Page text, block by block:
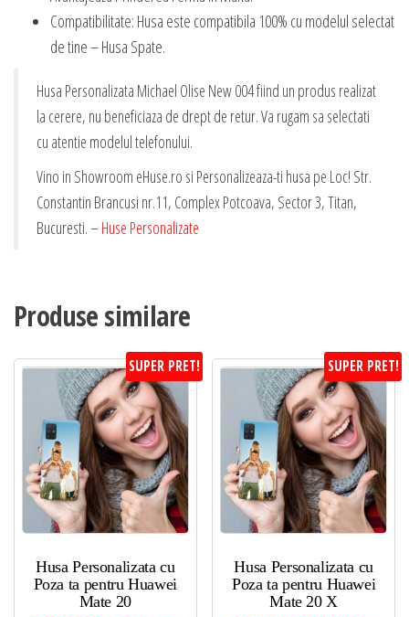
Compatibilitate: Husa este compatibila 100% cu modelul selectat
de tine – Husa Spate.
Husa Personalizata Michael Olise New 004 fiind un produs realizat
la cerere, nu beneficiaza de drept de retur. Va rugam sa selectati
cu atentie modelul telefonului.
Vino in Showroom eHuse.ro si Personalizeaza-ti husa pe Loc! Str.
Constantin Brancusi nr.11, Complex Potcoava, Sector 3, Titan,
Bucuresti. – Huse Personalizate
Produse similare
SUPER PRET!
Husa Personalizata cu
Poza ta pentru Huawei
Mate 20
SUPER PRET!
Husa Personalizata cu
Poza ta pentru Huawei
Mate 20 X